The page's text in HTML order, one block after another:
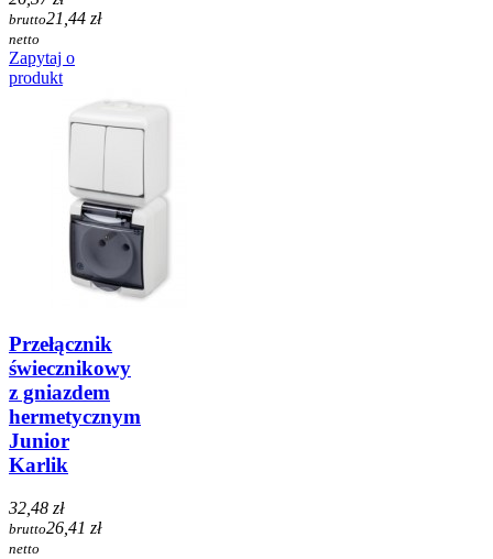
brutto21,44 zł
netto
Zapytaj o
produkt
Przełącznik
świecznikowy
z gniazdem
hermetycznym
Junior
Karlik
32,48 zł
brutto26,41 zł
netto